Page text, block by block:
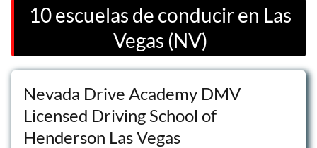
10 escuelas de conducir en Las
Vegas (NV)
Nevada Drive Academy DMV
Licensed Driving School of
Henderson Las Vegas